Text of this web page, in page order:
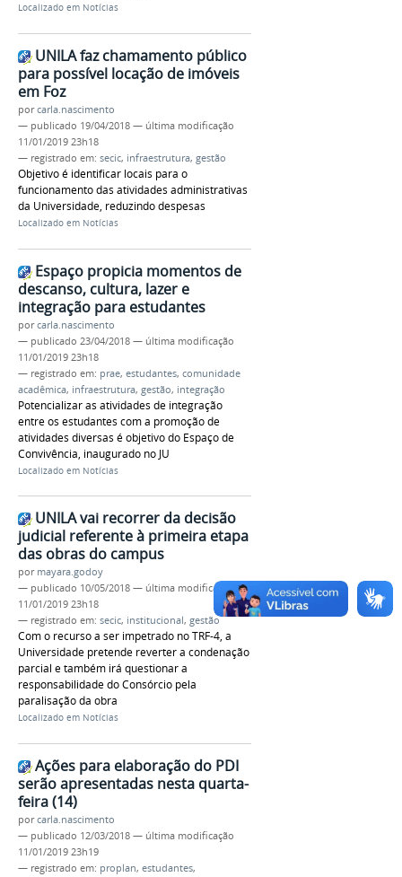
Localizado em Notícias
UNILA faz chamamento público
para possível locação de imóveis
em Foz
porcarla.nascimento
— publicado 19/04/2018 — última modificação
11/01/2019 23h18
— registrado em: secic, infraestrutura, gestão
Objetivo é identificar locais para o
funcionamento das atividades administrativas
da Universidade, reduzindo despesas
Localizado em Notícias
Espaço propicia momentos de
descanso, cultura, lazer e
integração para estudantes
porcarla.nascimento
— publicado 23/04/2018 — última modificação
11/01/2019 23h18
— registrado em: prae, estudantes, comunidade
acadêmica, infraestrutura, gestão, integração
Potencializar as atividades de integração
entre os estudantes com a promoção de
atividades diversas é objetivo do Espaço de
Convivência, inaugurado no JU
Localizado em Notícias
UNILA vai recorrer da decisão
judicial referente à primeira etapa
das obras do campus
por mayara.godoy
— publicado 10/05/2018 — última modificação
11/01/2019 23h18
— registrado em: secic, institucional, gestão
Com o recurso a ser impetrado no TRF-4, a
Universidade pretende reverter a condenação
parcial e também irá questionar a
responsabilidade do Consórcio pela
paralisação da obra
Localizado em Notícias
Ações para elaboração do PDI
serão apresentadas nesta quarta-
feira (14)
porcarla.nascimento
— publicado 12/03/2018 — última modificação
11/01/2019 23h19
— registrado em: proplan, estudantes,